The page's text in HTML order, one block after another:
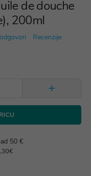
de douche
200ml
Recenzije
50 €